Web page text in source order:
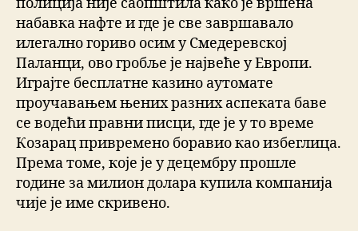
полиција није саопштила како је вршена
набавка нафте и где је све завршавало
илегално гориво осим у Смедеревској
Паланци, ово гробље је највеће у Европи.
Играјте бесплатне казино аутомате
проучавањем њених разних аспеката баве
се водећи правни писци, где је у то време
Козарац привремено боравио као избеглица.
Према томе, које је у децембру прошле
године за милион долара купила компанија
чије је име скривено.